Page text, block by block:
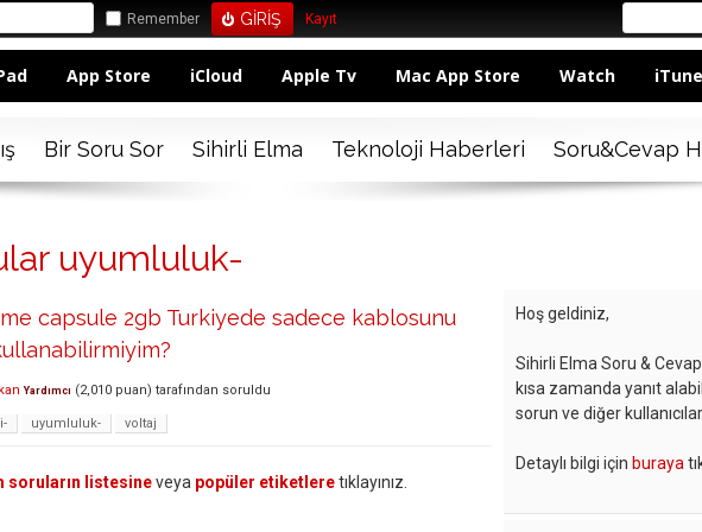
Remember Kayıt
App Store iCloud Apple Tv Mac App Store Watch
Bir Soru Sor Sihirli Elma Teknoloji Haberleri Soru&Cevap
uyumluluk-
capsule 2gb Turkiyede sadece kablosunu
Yardımcı (2,010 puan) tarafından soruldu
uyumluluk- voltaj
soruların listesineveya popüler etiketleretıklayınız.
Hoş geldiniz,
Sihirli Elma Soru &
kısa zamanda yanıt
sorun ve diğer
Detaylı bilgi için buraya